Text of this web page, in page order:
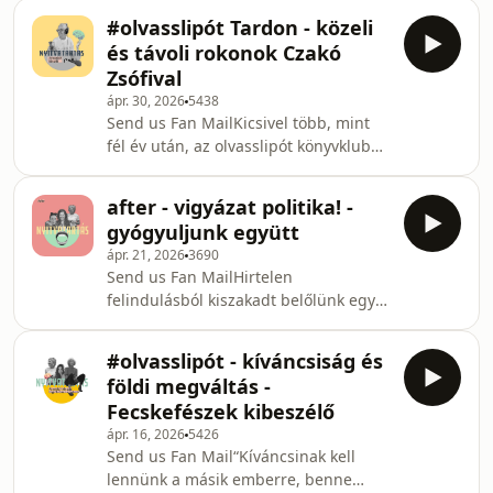
jelenség és influencer-trend, amely a
hagyományos
mi minden is történik velünk ebben a
nagyon intenzív közéleti
időszakban. Bálint Judittal és Korpás
Krisztával beszélgetünk a választások
utáni társadalmi és politikai
változásokról: az elmúlt tizenhat év
politikai apátiája utáni
felszabadultságról, az új szakmai
#olvasslipót Tardon - közeli
és távoli rokonok Czakó
Zsófival
ápr. 30, 2026 5438
Send us Fan MailKicsivel több, mint
fél év után, az olvasslipót könyvklub
Matyóróza vendégház adott otthont a
3 napos olvasótáborunknak. Czakó
Zsófival beszélgettünk a könyveiről: a
Szívhangról, amit Tardon írt, és
persze a Távoli rokonokról is, amely az
áprilisi közös könyvünk volt. Ez az
adás igazi közösségi élmény, végre
megmutathat
after - vigyázat politika! -
gyógyuljunk együtt
ápr. 21, 20263690
Send us Fan MailHirtelen
felindulásból kiszakadt belőlünk egy
gyerekújság újságírójával és Korpás
Krisztinával, a Klubrádió
szerkesztőjével és újságírójával
beszélgetünk az április 12-i
rendszerváltás utáni megélésekről,
élményekről - egyéni és társadalmi
#olvasslipót - kíváncsiság és
földi megváltás -
Fecskefészek kibeszélő
ápr. 16, 2026 5426
Send us Fan Mail“Kíváncsinak kell
lennünk a másik emberre, benne